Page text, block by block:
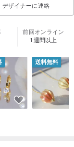
デザイナーに連絡
前回オンライン
1週間以上
送料無料